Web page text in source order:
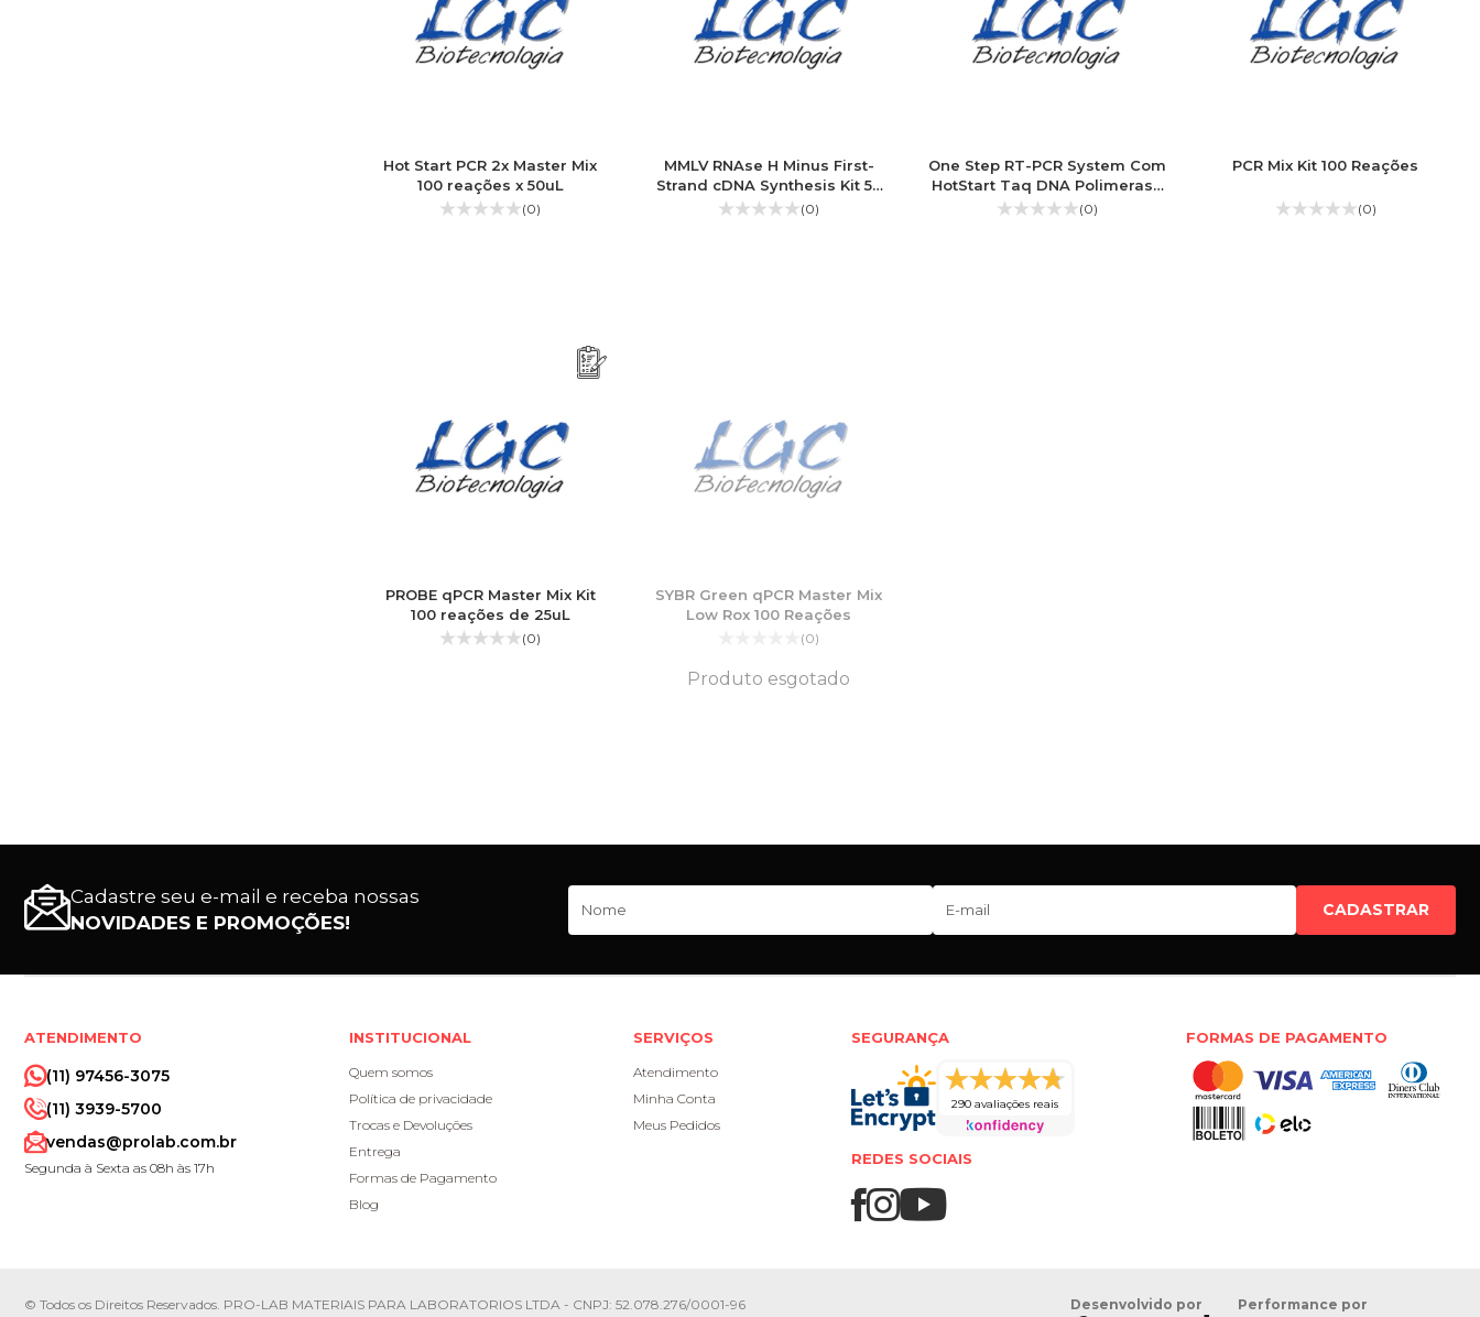
Hot Start PCR 2x Master Mix
100 reações x 50uL
(0)
MMLV RNAse H Minus First-
Strand cDNA Synthesis Kit 50
reações x 20µL
(0)
One Step RT-PCR System Com
HotStart Taq DNA Polimerase
Kit 100 Reações 50ml
(0)
PCR Mix Kit 100 Reações
(0)
PROBE qPCR Master Mix Kit
100 reações de 25uL
(0)
SYBR Green qPCR Master Mix
Low Rox 100 Reações
(0)
Produto esgotado
Cadastre seu e-mail e receba nossas
NOVIDADES E PROMOÇÕES!
CADASTRAR
ATENDIMENTO
(11) 97456-3075
(11) 3939-5700
vendas@prolab.com.br
Segunda à Sexta as 08h às 17h
INSTITUCIONAL
Quem somos
Política de privacidade
Trocas e Devoluções
Entrega
Formas de Pagamento
Blog
SERVIÇOS
Atendimento
Minha Conta
Meus Pedidos
SEGURANÇA
290 avaliações reais
REDES SOCIAIS
FORMAS DE PAGAMENTO
© Todos os Direitos Reservados. PRO-LAB MATERIAIS PARA LABORATORIOS LTDA - CNPJ: 52.078.276/0001-96
Desenvolvido por Performance por